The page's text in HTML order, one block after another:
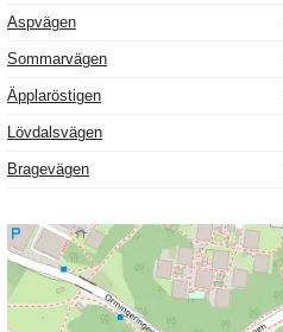
Aspvägen
Sommarvägen
Äpplaröstigen
Lövdalsvägen
Bragevägen